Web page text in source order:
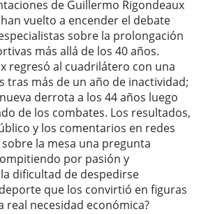
de Guillermo Rigondeaux
vuelto a encender el debate
sobre la prolongación
más allá de los 40 años.
regresó al cuadrilátero con una
tras más de un año de inactividad;
derrota a los 44 años luego
de los combates. Los resultados,
y los comentarios en redes
la mesa una pregunta
por pasión y
dificultad de despedirse
que los convirtió en figuras
real necesidad económica?